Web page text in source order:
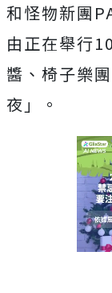
和怪物新團
由正在舉行10
醬、椅子樂
夜」。